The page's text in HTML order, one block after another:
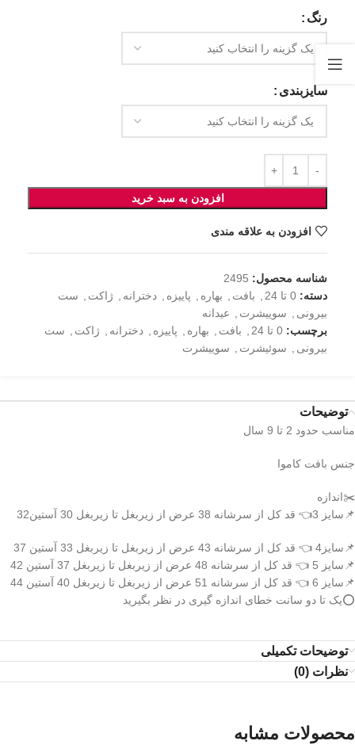
رنگ
سایزبندی
افزودن به سبد خرید
افزودن به علاقه مندی
شناسه محصول: 2495
دسته: 0 تا 24 بافت بهاره پاییزه دخترانه ژاکت
ست
بیرونی
سوییشرت
عیدانه
برچسب: 0 تا 24 بافت بهاره پاییزه دخترانه ژاکت
ست
بیرونی
سوئیشرت سوییشرت
توضیحات
مناسب حدود 2 تا 9 سال
جنس بافت کاموا
✂️اندازه
📌سایز 3👈 قد کل از سرشانه 38 عرض از زیربغل تا زیربغل 30 آستین32
📌سایز4 👈 قد کل از سرشانه 43 عرض از زیربغل تا زیربغل 33 آستین 37
📌سایز 5 👈 قد کل از سرشانه 48 عرض از زیربغل تا زیربغل 37 آستین 42
📌سایز 6 👈 قد کل از سرشانه 51 عرض از زیربغل تا زیربغل 40 آستین 44
⭕️یک تا دو سانت خطای اندازه گیری در نظر بگیرید
توضیحات تکمیلی
نظرات (0)
محصولات مشابه